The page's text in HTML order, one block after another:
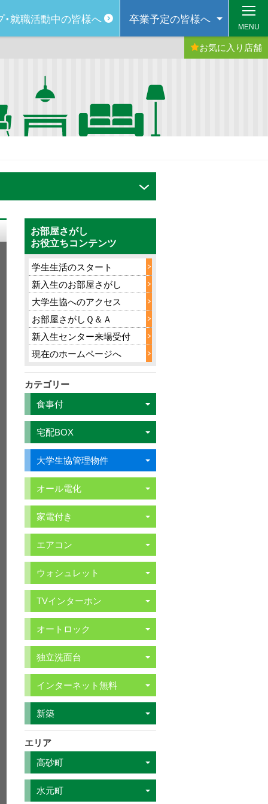
就職活動中の皆様へ 卒業予定の皆様へ
お気に入り 店舗
MENU
お部屋さがし
お役立ちコンテンツ
学生生活のスタート
新入生のお部屋さがし
大学生協へのアクセス
お部屋さがしＱ＆Ａ
新入生センター来場受付
現在のホームページへ
カテゴリー
食事付
宅配BOX
大学生協管理物件
オール電化
家電付き
エアコン
ウォシュレット
TVインターホン
オートロック
独立洗面台
インターネット無料
新築
エリア
高砂町
水元町